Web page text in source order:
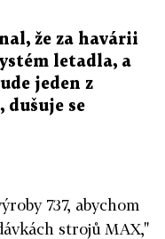
že za havárii
letadla, a
jeden z
dušuje se
737, abychom
strojů MAX,"